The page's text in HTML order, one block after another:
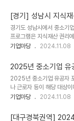
세내용]□ 공고 제목[경기]
신청기간예산 소진시까지
관련 애로사항을 진단하고
남특허센터에서 지원하는
상담 외 인증, 검..
[경기] 성남시 지식
경기도 성남시에서 중소기
프로그램은 지식재산 권리
원 절차부터 분쟁예방, 기
월 8일에 등록된 이 공고
는 중소기업과 지식재산에
[경기] 성남시 지식재산 전
20240607 ~ 20241227 □
기업마당 2024.11.08
2025년 중소기업 유
2025년 중소기업 유공자
나 근로자 등이 해당 대상
정입니다. 신청기간은
목2025년 중소기업 유공
기업마당 2024.11.08
[대구경북권역] 2024